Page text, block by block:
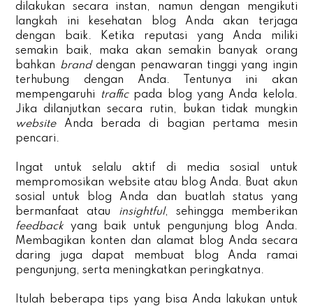
dilakukan secara instan, namun dengan mengikuti
langkah ini kesehatan blog Anda akan terjaga
dengan baik. Ketika reputasi yang Anda miliki
semakin baik, maka akan semakin banyak orang
bahkan brand dengan penawaran tinggi yang ingin
terhubung dengan Anda. Tentunya ini akan
mempengaruhi
trafficpada blog yang Anda kelola.
Jika dilanjutkan secara rutin, bukan tidak mungkin
websiteAnda berada di bagian pertama mesin
pencari.
Ingat untuk selalu aktif di media sosial untuk
mempromosikan website atau blog Anda. Buat akun
sosial untuk blog Anda dan buatlah status yang
bermanfaat atau insightful, sehingga memberikan
feedback yang baik untuk pengunjung blog Anda.
Membagikan konten dan alamat blog Anda secara
daring juga dapat membuat blog Anda ramai
pengunjung, serta meningkatkan peringkatnya.
Itulah beberapa tips yang bisa Anda lakukan untuk